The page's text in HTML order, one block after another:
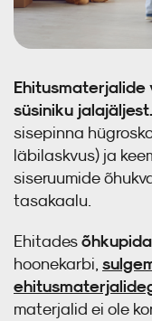
süsiniku jalajäljest.
sisepinna
läbilaskvus) ja
siseruumide
tasakaalu.
Ehitades
hoonekarbi,
materjalid ei ole